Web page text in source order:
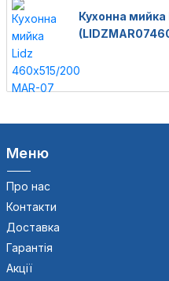
Кухонна
Меню
Про нас
Контакти
Доставка
Гарантія
Акції